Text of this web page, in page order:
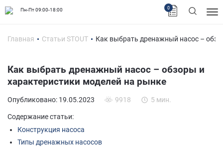
Пн-Пт 09:00-18:00 0
Главная Статьи STOUT Как выбрать дренажный насос –
Как выбрать дренажный насос – обзоры и
характеристики моделей на рынке
Опубликовано: 19.05.2023 9918 5 мин.
Содержание статьи:
Конструкция насоса
Типы дренажных насосов